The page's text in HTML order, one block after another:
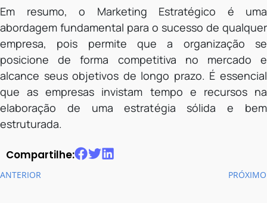
Em resumo, o Marketing Estratégico é uma
abordagem fundamental para o sucesso de qualquer
empresa, pois permite que a organização se
posicione de forma competitiva no mercado e
alcance seus objetivos de longo prazo. É essencial
que as empresas invistam tempo e recursos na
elaboração de uma estratégia sólida e bem
estruturada.
Compartilhe:
ANTERIOR PRÓXIMO